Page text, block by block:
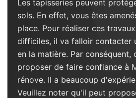
Les tapisseries peuvent
sols. En effet, vous êtes
place. Pour réaliser ces
difficiles, il va falloir contacter
en la matière. Par conséquent,
proposer de faire confiance à
rénove. Il a beaucoup
Veuillez noter qu'il peut